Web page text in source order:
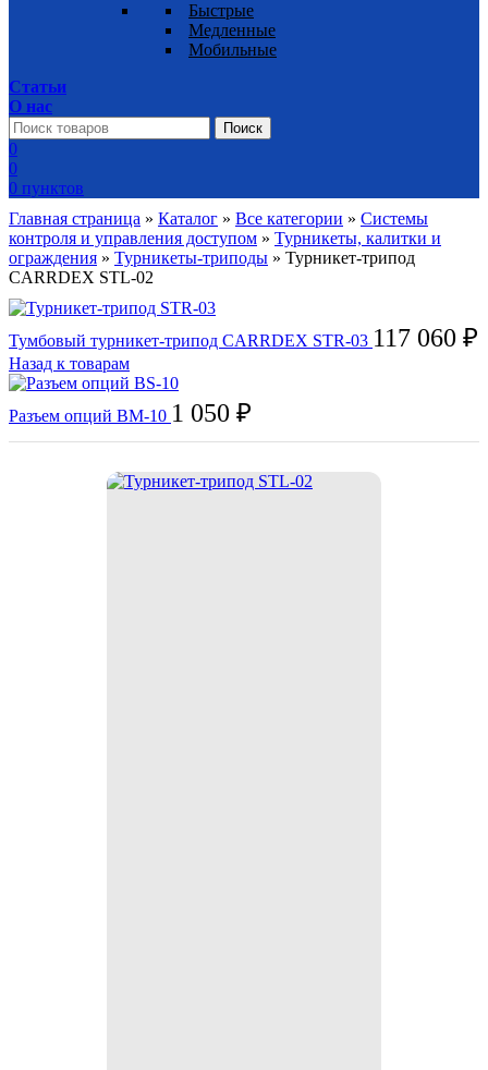
Быстрые
Медленные
Мобильные
Статьи
О нас
Поиск
0
0
0 пунктов
Главная страница » Каталог » Все категории » Системы
контроля и управления доступом » Турникеты, калитки и
ограждения » Турникеты-триподы » Турникет-трипод
CARRDEX STL-02
Тумбовый турникет-трипод CARRDEX STR-03 117 060 ₽
Назад к товарам
Разъем опций BM-10 1 050 ₽